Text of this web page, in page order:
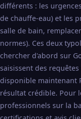
différents : les
de chauffe-eau) et les
salle de bain,
normes). Ces deux
chercher d'abord sur
saisissent des
disponible maintenant
résultat crédible. Pour
professionnels sur la